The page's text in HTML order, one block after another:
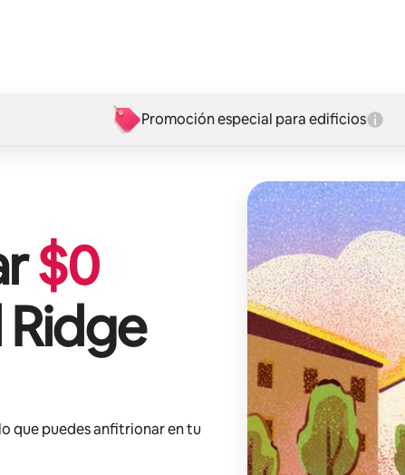
Promoción especial para edificios
$0
que puedes anfitrionar en tu